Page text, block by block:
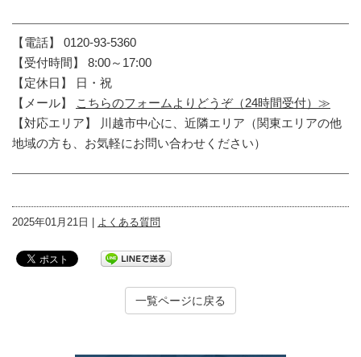
【電話】 0120-93-5360
【受付時間】 8:00～17:00
【定休日】 日・祝
【メール】
こちらのフォームよりどうぞ（24時間受付）≫
【対応エリア】 川越市中心に、近隣エリア（関東エリアの他
地域の方も、お気軽にお問い合わせください）
2025年01月21日 | よくある質問
一覧ページに戻る